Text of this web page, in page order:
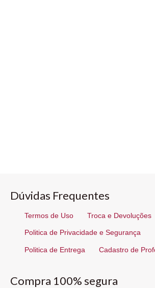
Dúvidas Frequentes
Termos de Uso Troca e Devoluções
Politica de Privacidade e Segurança
Politica de Entrega Cadastro de
Compra 100% segura